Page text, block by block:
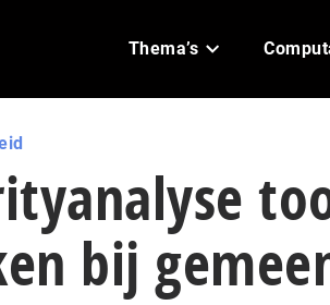
Thema’s
bij